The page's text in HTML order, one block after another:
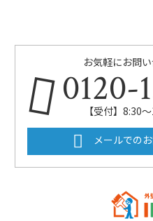
お気軽にお問
0120-
【受付】8:30
メールでの